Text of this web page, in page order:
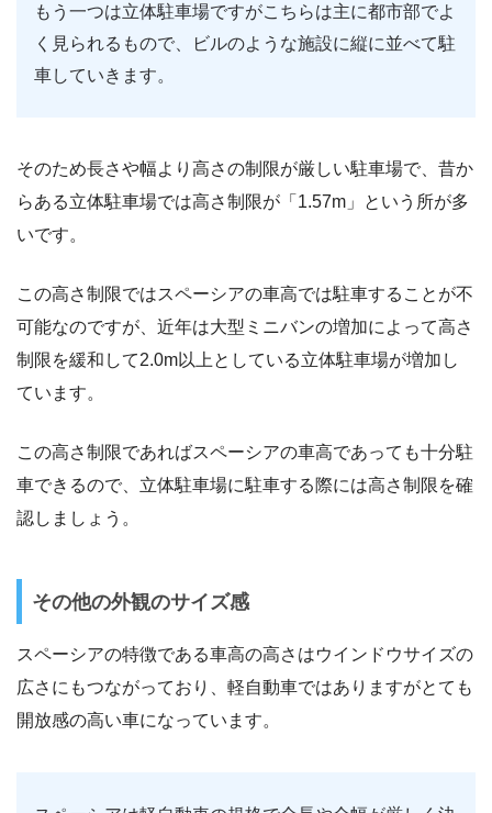
もう一つは立体駐車場ですがこちらは主に都市部でよ
く見られるもので、ビルのような施設に縦に並べて駐
車していきます。
そのため長さや幅より高さの制限が厳しい駐車場で、昔か
らある立体駐車場では高さ制限が「1.57m」という所が多
いです。
この高さ制限ではスペーシアの車高では駐車することが不
可能なのですが、近年は大型ミニバンの増加によって高さ
制限を緩和して2.0m以上としている立体駐車場が増加し
ています。
この高さ制限であればスペーシアの車高であっても十分駐
車できるので、立体駐車場に駐車する際には高さ制限を確
認しましょう。
その他の外観のサイズ感
スペーシアの特徴である車高の高さはウインドウサイズの
広さにもつながっており、軽自動車ではありますがとても
開放感の高い車になっています。